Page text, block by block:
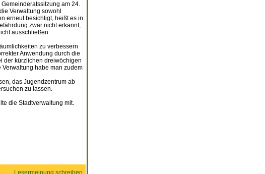
am 24.
Verwaltung sowohl
erneut besichtigt, heißt es in
zwar nicht erkannt,
ausschließen.
zu verbessern
Anwendung durch die
der kürzlichen dreiwöchigen
habe man zudem
das Jugendzentrum ab
zu lassen.
die Stadtverwaltung mit.
Lesermeinung schreiben